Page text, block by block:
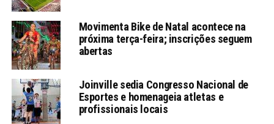
Movimenta Bike de Natal acontece na
próxima terça-feira; inscrições seguem
abertas
Joinville sedia Congresso Nacional de
Esportes e homenageia atletas e
profissionais locais